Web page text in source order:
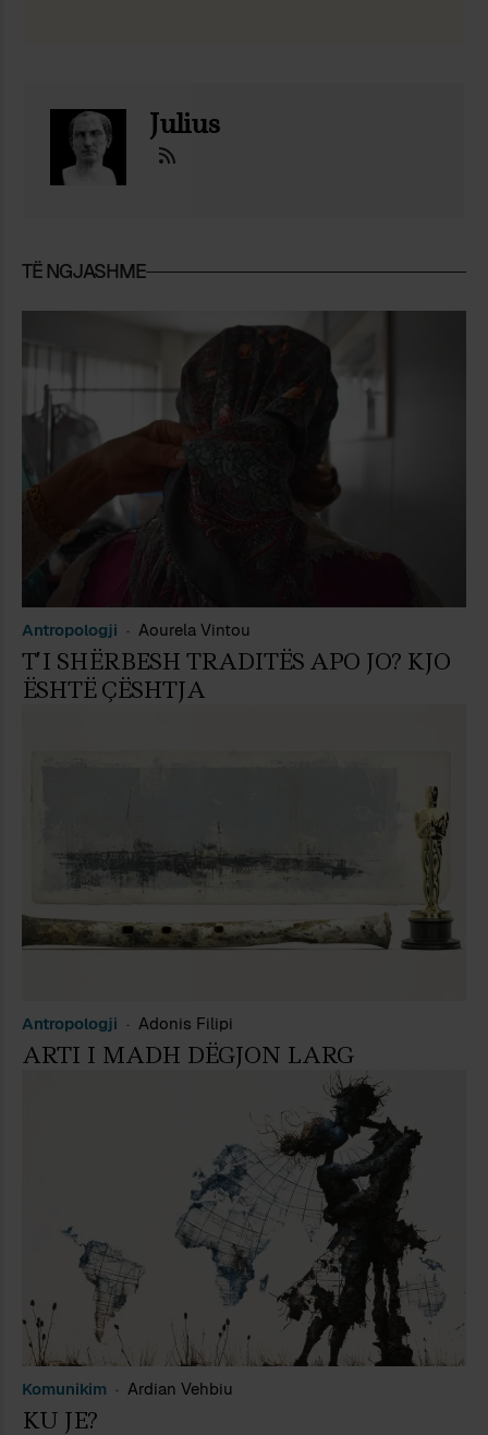
Julius
TË NGJASHME
Antropologji Aourela Vintou
T’I SHËRBESH TRADITËS APO JO? KJO
ËSHTË ÇËSHTJA
Antropologji Adonis Filipi
ARTI I MADH DËGJON LARG
Komunikim Ardian Vehbiu
KU JE?